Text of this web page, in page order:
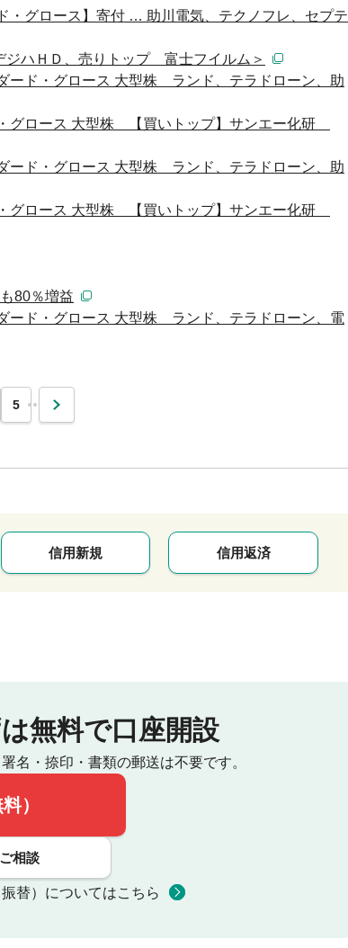
・グロース】寄付 … 助川電気、テクノフレ、セプテ
ハＨＤ、売りトップ 富士フイルム＞
ード・グロース 大型株 ランド、テラドローン、助
グロース 大型株 【買いトップ】サンエー化研
ード・グロース 大型株 ランド、テラドローン、助
グロース 大型株 【買いトップ】サンエー化研
80％増益
ード・グロース 大型株 ランド、テラドローン、電
5 … 次
信用新規 信用返済
無料で口座開設
署名・捺印・書類の郵送は不要です。
）
相談
替）についてはこちら